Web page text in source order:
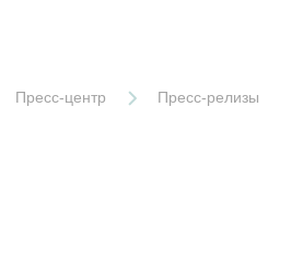
Пресс-центр Пресс-релизы